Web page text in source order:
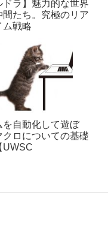
ドラ】魅力的な世界
間たち。究極のリア
ム戦略
を自動化して遊ぼ
クロについての基礎
UWSC